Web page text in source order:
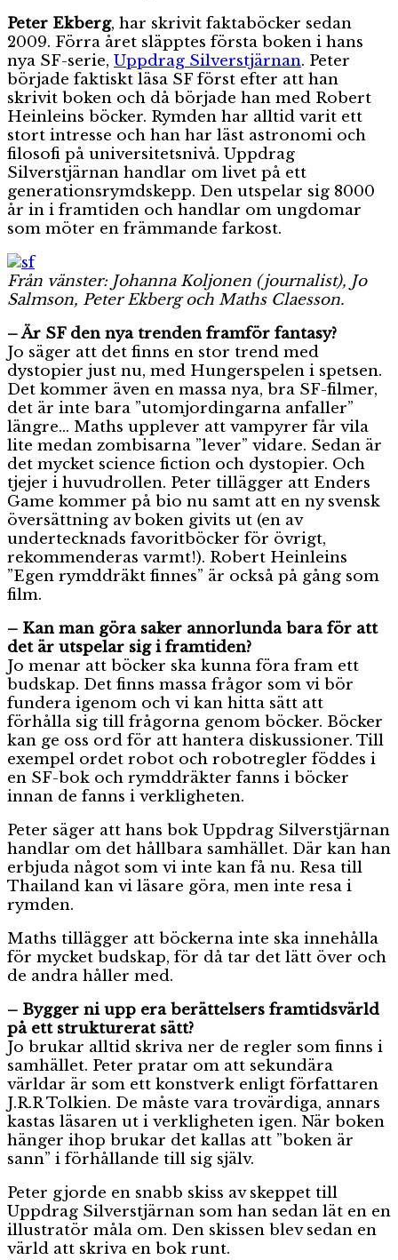
Peter Ekberg, har skrivit faktaböcker sedan
2009. Förra året släpptes första boken i hans
nya SF-serie, Uppdrag Silverstjärnan. Peter
började faktiskt läsa SF först efter att han
skrivit boken och då började han med Robert
Heinleins böcker. Rymden har alltid varit ett
stort intresse och han har läst astronomi och
filosofi på universitetsnivå. Uppdrag
Silverstjärnan handlar om livet på ett
generationsrymdskepp. Den utspelar sig 8000
år in i framtiden och handlar om ungdomar
som möter en främmande farkost.
Från vänster: Johanna Koljonen (journalist), Jo
Salmson, Peter Ekberg och Maths Claesson.
– Är SF den nya trenden framför fantasy?
Jo säger att det finns en stor trend med
dystopier just nu, med Hungerspelen i spetsen.
Det kommer även en massa nya, bra SF-filmer,
det är inte bara ”utomjordingarna anfaller”
längre… Maths upplever att vampyrer får vila
lite medan zombisarna ”lever” vidare. Sedan är
det mycket science fiction och dystopier. Och
tjejer i huvudrollen. Peter tillägger att Enders
Game kommer på bio nu samt att en ny svensk
översättning av boken givits ut (en av
undertecknads favoritböcker för övrigt,
rekommenderas varmt!). Robert Heinleins
”Egen rymddräkt finnes” är också på gång som
film.
– Kan man göra saker annorlunda bara för att
det är utspelar sig i framtiden?
Jo menar att böcker ska kunna föra fram ett
budskap. Det finns massa frågor som vi bör
fundera igenom och vi kan hitta sätt att
förhålla sig till frågorna genom böcker. Böcker
kan ge oss ord för att hantera diskussioner. Till
exempel ordet robot och robotregler föddes i
en SF-bok och rymddräkter fanns i böcker
innan de fanns i verkligheten.
Peter säger att hans bok Uppdrag Silverstjärnan
handlar om det hållbara samhället. Där kan han
erbjuda något som vi inte kan få nu. Resa till
Thailand kan vi läsare göra, men inte resa i
rymden.
Maths tillägger att böckerna inte ska innehålla
för mycket budskap, för då tar det lätt över och
de andra håller med.
– Bygger ni upp era berättelsers framtidsvärld
på ett strukturerat sätt?
Jo brukar alltid skriva ner de regler som finns i
samhället. Peter pratar om att sekundära
världar är som ett konstverk enligt författaren
J.R.R Tolkien. De måste vara trovärdiga, annars
kastas läsaren ut i verkligheten igen. När boken
hänger ihop brukar det kallas att ”boken är
sann” i förhållande till sig själv.
Peter gjorde en snabb skiss av skeppet till
Uppdrag Silverstjärnan som han sedan lät en en
illustratör måla om. Den skissen blev sedan en
värld att skriva en bok runt.